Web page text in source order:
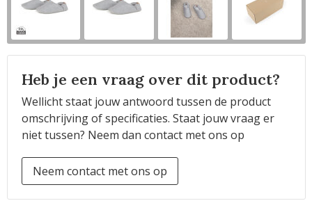
Heb je een vraag over dit product?
Wellicht staat jouw antwoord tussen de product
omschrijving of specificaties. Staat jouw vraag er
niet tussen? Neem dan contact met ons op
Neem contact met ons op